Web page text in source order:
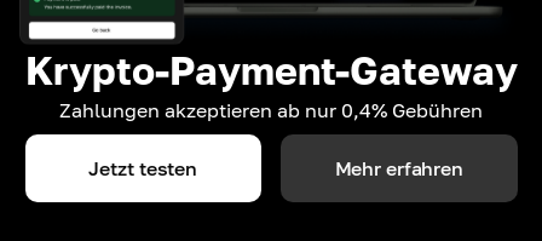
Krypto-Payment-Gateway
Zahlungen akzeptieren ab nur 0,4% Gebühren
Jetzt testen Mehr erfahren